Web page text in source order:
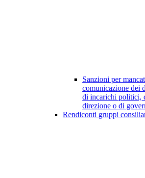
Sanzioni per
comunicazione dei
di incarichi politici,
direzione o di
Rendiconti gruppi